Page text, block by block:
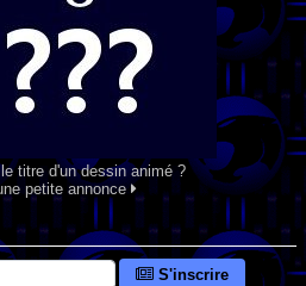
titre d'un dessin animé ?
petite annonce
S'inscrire